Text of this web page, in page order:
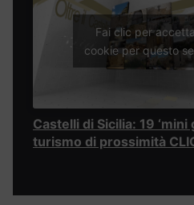
Fai clic per
cookie per questo
Castelli di Sicilia: 19
turismo di prossimità